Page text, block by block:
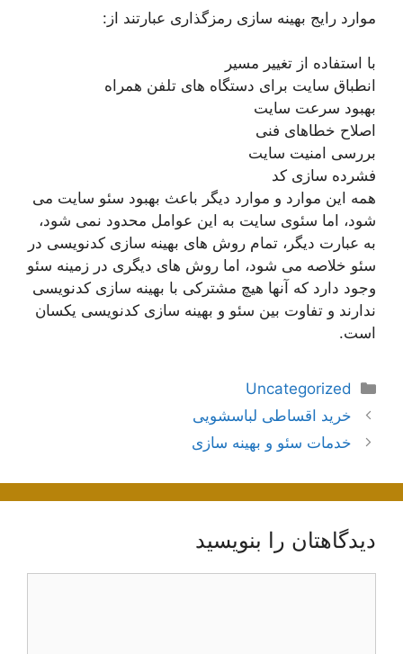
موارد رایج بهینه سازی رمزگذاری عبارتند از:
با استفاده از تغییر مسیر
انطباق سایت برای دستگاه های تلفن همراه
بهبود سرعت سایت
اصلاح خطاهای فنی
بررسی امنیت سایت
فشرده سازی کد
همه این موارد و موارد دیگر باعث بهبود سئو سایت می
شود، اما سئوی سایت به این عوامل محدود نمی شود،
به عبارت دیگر، تمام روش های بهینه سازی کدنویسی در
سئو خلاصه می شود، اما روش های دیگری در زمینه سئو
وجود دارد که آنها هیچ مشترکی با بهینه سازی کدنویسی
ندارند و تفاوت بین سئو و بهینه سازی کدنویسی یکسان
است.
دسته‌ها
Uncategorized
ناوبری
نوشته‌ها
خرید اقساطی لباسشویی
خدمات سئو و بهینه سازی
دیدگاهتان را بنویسید